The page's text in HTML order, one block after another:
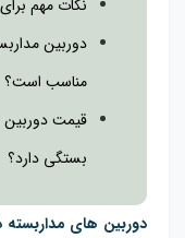
نکات مهم
دوربین
مناسب است؟
قیمت
بستگی دارد؟
دوربین های